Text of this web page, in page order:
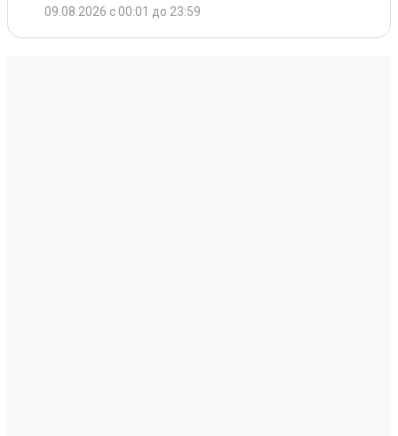
09.08.2026 с 00:01 до 23:59